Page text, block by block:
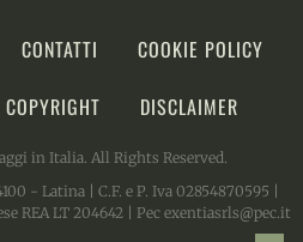
CONTATTI
COOKIE POLICY
COPYRIGHT DISCLAIMER
in Italia. All Rights Reserved.
- Latina | C.F. e P. Iva 02854870595 |
REA LT 204642 | Pec exentiasrls@pec.it